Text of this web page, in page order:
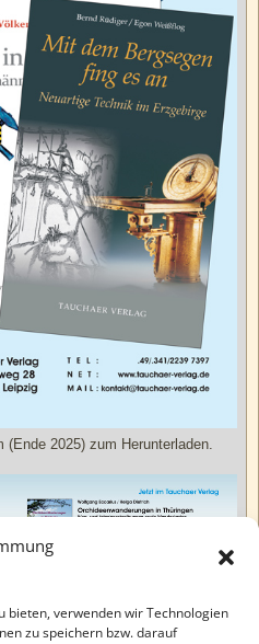
bieten, verwenden wir Technologien
zu speichern bzw. darauf
2025) zum Herunterladen.